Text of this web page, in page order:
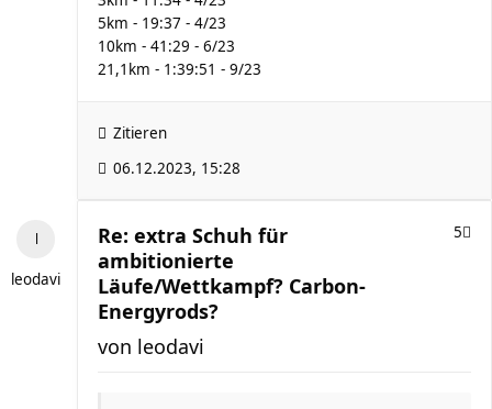
5km - 19:37 - 4/23
10km - 41:29 - 6/23
21,1km - 1:39:51 - 9/23
Zitieren
06.12.2023, 15:28
leodavi
Re: extra Schuh für
ambitionierte
Läufe/Wettkampf? Carbon-
Energyrods?
5
von leodavi